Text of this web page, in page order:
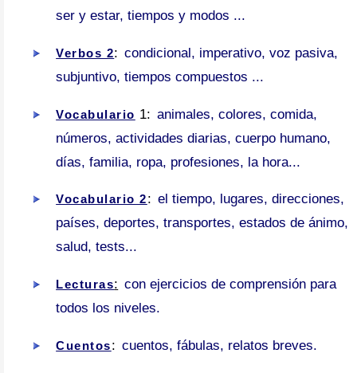
ser y estar, tiempos y modos ...
Verbos 2: condicional, imperativo, voz pasiva,
subjuntivo, tiempos compuestos ...
Vocabulario 1: animales, colores, comida,
números, actividades diarias, cuerpo humano,
días, familia, ropa, profesiones, la hora...
Vocabulario 2: el tiempo, lugares, direcciones,
países, deportes, transportes, estados de ánimo,
salud, tests...
Lecturas: con ejercicios de comprensión para
todos los niveles.
Cuentos: cuentos, fábulas, relatos breves.